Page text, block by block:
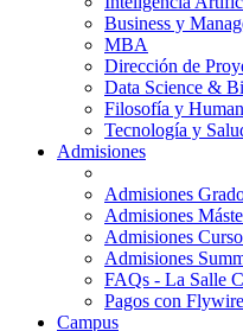
Business y
MBA
Dirección de
Data Science &
Filosofía y
Tecnología y
Admisiones
Admisiones
Admisiones
Admisiones
Admisiones
FAQs - La Salle
Pagos con Flywire
Campus